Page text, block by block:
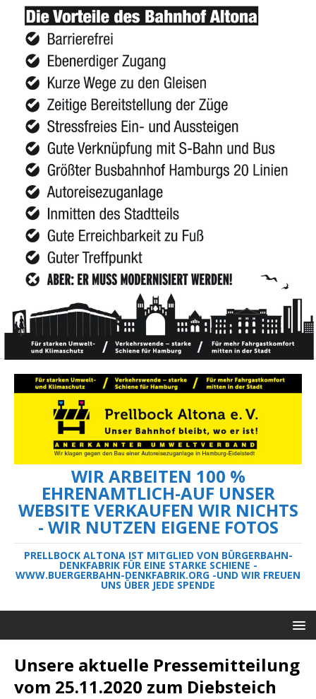
WIR ARBEITEN 100 %
EHRENAMTLICH-AUF UNSER
WEBSITE VERKAUFEN WIR NICHTS
- WIR NUTZEN EIGENE FOTOS
PRELLBOCK ALTONA IST MITGLIED VON BÜRGERBAHN-
DENKFABRIK FÜR EINE STARKE SCHIENE -
WWW.BUERGERBAHN-DENKFABRIK.ORG -UND WIR FREUEN
UNS ÜBER JEDE SPENDE
Unsere aktuelle Pressemitteilung
vom 25.11.2020 zum Diebsteich